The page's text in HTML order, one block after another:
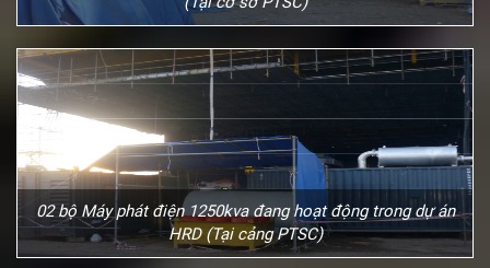
02 bộ Máy phát điện 1250kva đang hoạt động trong dự án
HRD (Tại cảng PTSC)